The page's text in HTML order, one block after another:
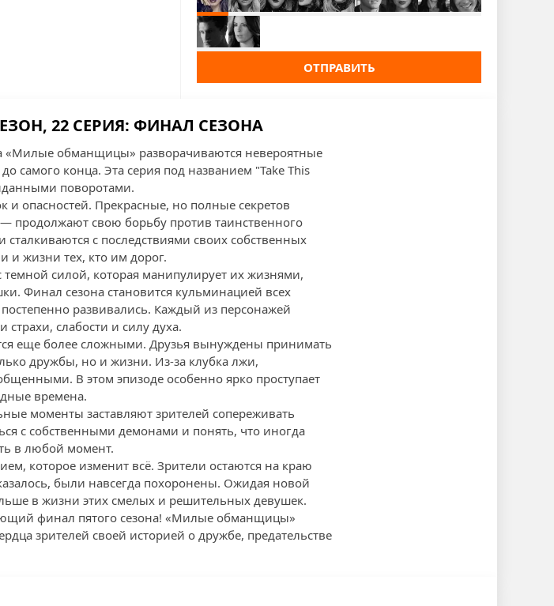
ОТПРАВИТЬ
22 СЕРИЯ: ФИНАЛ СЕЗОНА
«Милые обманщицы» разворачиваются невероятные
самого конца. Эта серия под названием "Take This
поворотами.
и опасностей. Прекрасные, но полные секретов
свою борьбу против таинственного
сталкиваются с последствиями своих собственных
и жизни тех, кто им дорог.
темной силой, которая манипулирует их жизнями,
Финал сезона становится кульминацией всех
развивались. Каждый из персонажей
слабости и силу духа.
еще более сложными. Друзья вынуждены принимать
дружбы, но и жизни. Из-за клубка лжи,
В этом эпизоде особенно ярко проступает
времена.
моменты заставляют зрителей сопереживать
с собственными демонами и понять, что иногда
в любой момент.
которое изменит всё. Зрители остаются на краю
были навсегда похоронены. Ожидая новой
в жизни этих смелых и решительных девушек.
финал пятого сезона! «Милые обманщицы»
зрителей своей историей о дружбе, предательстве